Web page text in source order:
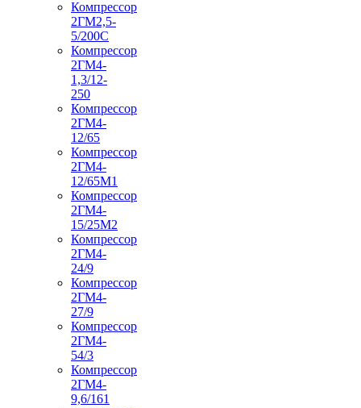
Компрессор
2ГМ2,5-
5/200С
Компрессор
2ГМ4-
1,3/12-
250
Компрессор
2ГМ4-
12/65
Компрессор
2ГМ4-
12/65М1
Компрессор
2ГМ4-
15/25М2
Компрессор
2ГМ4-
24/9
Компрессор
2ГМ4-
27/9
Компрессор
2ГМ4-
54/3
Компрессор
2ГМ4-
9,6/161